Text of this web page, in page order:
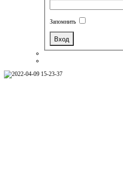
Запомнить